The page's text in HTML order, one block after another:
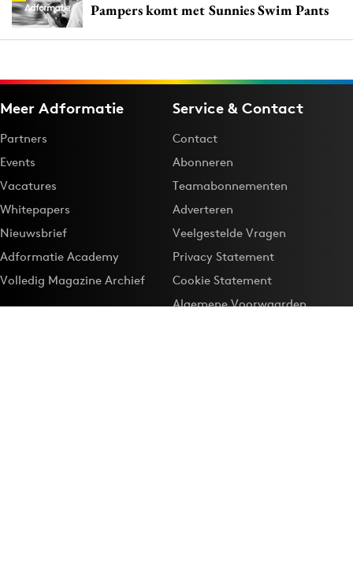
Pampers komt met Sunnies Swim Pants
Meer Adformatie
Partners
Events
Vacatures
Whitepapers
Nieuwsbrief
Adformatie Academy
Volledig Magazine Archief
Service & Contact
Contact
Abonneren
Teamabonnementen
Adverteren
Veelgestelde Vragen
Privacy Statement
Cookie Statement
Algemene Voorwaarden